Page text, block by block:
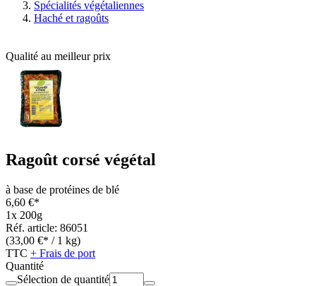
Spécialités végétaliennes
Haché et ragoûts
Qualité au meilleur prix
Ragoût corsé végétal
à base de protéines de blé
6,60 €*
1x 200g
Réf. article: 86051
(33,00 €* / 1 kg)
TTC + Frais de port
Quantité
Sélection de quantité